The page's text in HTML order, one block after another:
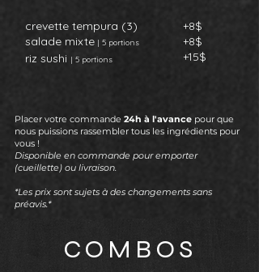
crevette tempura (3)
salade mixte | 5 portions
riz sushi | 5 portions
+8$
+8$
+15$
Placer votre commande 24h à l'avance pour que
nous puissions rassembler tous les ingrédients pour
vous !
Disponible en commande pour emporter
(cueillette) ou livraison.
*Les prix sont sujets à des changements sans
préavis.*
COMBOS